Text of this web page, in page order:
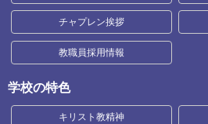
チャプレン挨拶
教職員採用情報
学校の特色
キリスト教精神